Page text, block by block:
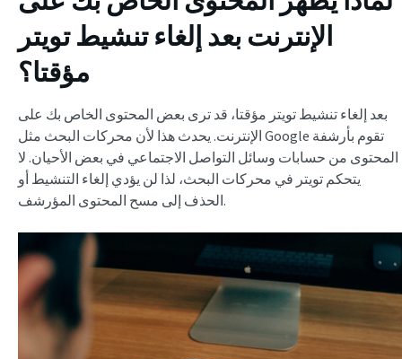
الإنترنت بعد إلغاء تنشيط تويتر
مؤقتا؟
بعد إلغاء تنشيط تويتر مؤقتا، قد ترى بعض المحتوى الخاص بك على
الإنترنت. يحدث هذا لأن محركات البحث مثل Google تقوم بأرشفة
المحتوى من حسابات وسائل التواصل الاجتماعي في بعض الأحيان. لا
يتحكم تويتر في محركات البحث، لذا لن يؤدي إلغاء التنشيط أو
الحذف إلى مسح المحتوى المؤرشف.